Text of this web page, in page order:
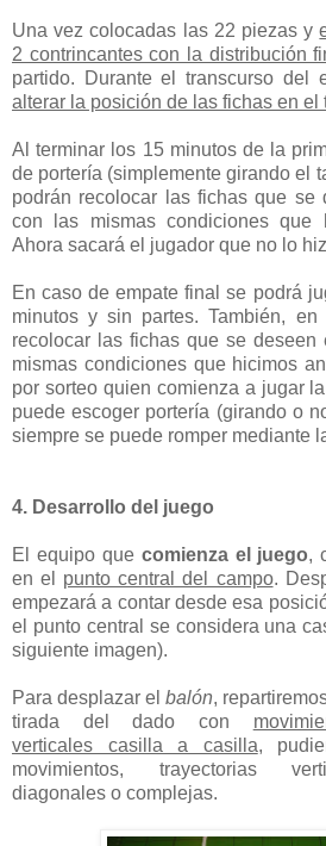
Una vez colocadas las 22 piezas y
2 contrincantes con la distribución
partido. Durante el transcurso del
alterar la posición de las fichas en el
Al terminar los 15 minutos de la
de portería (simplemente girando el
podrán recolocar las fichas que se
con las mismas condiciones que
Ahora sacará el jugador que no lo
En caso de empate final se podrá
minutos y sin partes. También,
recolocar las fichas que se
mismas condiciones que hicimos
por sorteo quien comienza a jugar
puede escoger portería (girando o
siempre se puede romper mediante
4. Desarrollo del juego
El equipo que comienza el juego,
en el punto central del campo.
empezará a contar desde esa
el punto central se considera una
siguiente imagen).
Para desplazar elbalón,
tirada del dado con
verticales casilla a casilla,
movimientos, trayectorias
diagonales o complejas.